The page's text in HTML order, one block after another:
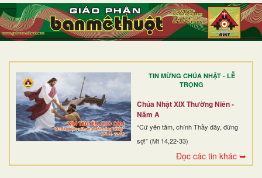
TIN MỪNG CHÚA NHẬT - LỄ
TRỌNG
Chúa Nhật XIX Thường Niên -
Năm A
“Cứ yên tâm, chính Thầy đây, đừng
sợ!” (Mt 14,22-33)
Đọc các tin khác ➥
TRANG NHẤT
GIỚI THIỆU
DÒNG TU
BAN MỤC VỤ
ĐOÀN THỂ CG